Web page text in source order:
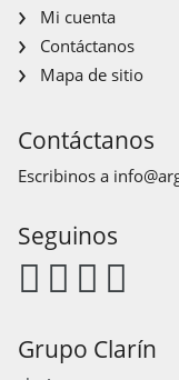
Mi cuenta
Contáctanos
Mapa de sitio
Contáctanos
Escribinos a
Seguinos
Grupo Clarín